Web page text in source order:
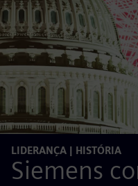
LIDERANÇA | HISTÓRIA
Siemens